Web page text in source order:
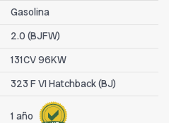
Gasolina
2.0 (BJFW)
131CV 96KW
323 F VI Hatchback (BJ)
1 año